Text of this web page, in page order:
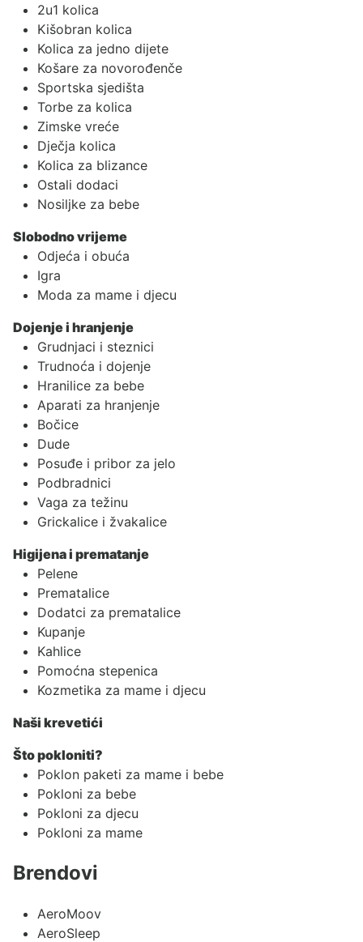
2u1 kolica
Kišobran kolica
Kolica za jedno dijete
Košare za novorođenče
Sportska sjedišta
Torbe za kolica
Zimske vreće
Dječja kolica
Kolica za blizance
Ostali dodaci
Nosiljke za bebe
Slobodno vrijeme
Odjeća i obuća
Igra
Moda za mame i djecu
Dojenje i hranjenje
Grudnjaci i steznici
Trudnoća i dojenje
Hranilice za bebe
Aparati za hranjenje
Bočice
Dude
Posuđe i pribor za jelo
Podbradnici
Vaga za težinu
Grickalice i žvakalice
Higijena i prematanje
Pelene
Prematalice
Dodatci za prematalice
Kupanje
Kahlice
Pomoćna stepenica
Kozmetika za mame i djecu
Naši krevetići
Što pokloniti?
Poklon paketi za mame i bebe
Pokloni za bebe
Pokloni za djecu
Pokloni za mame
Brendovi
AeroMoov
AeroSleep